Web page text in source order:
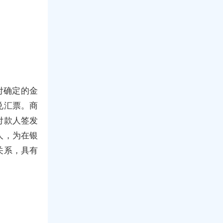
确定的金
汇票。商
款人签发
，为在银
系，具有